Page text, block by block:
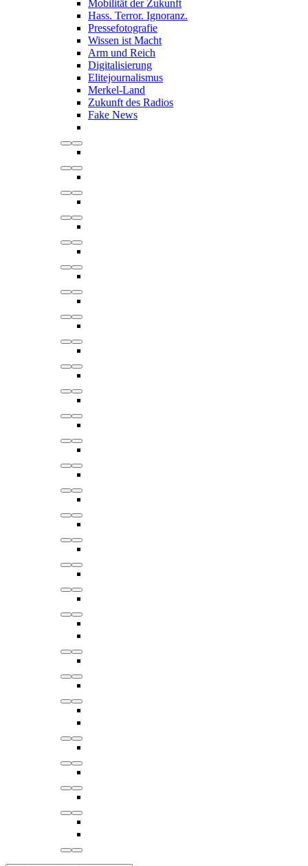
Mobilität der Zukunft
Hass. Terror. Ignoranz.
Pressefotografie
Wissen ist Macht
Arm und Reich
Digitalisierung
Elitejournalismus
Merkel-Land
Zukunft des Radios
Fake News